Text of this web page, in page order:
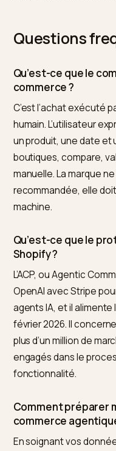
des achats en ligne
l’ignorer. Ensuite, la
structurées
marque claire.
référence dans la
client et la maîtrise
que votre catalogue
agent, et suivre
vos données
bloqueraient une
Questions
Qu’est-ce que le
commerce ?
humain. L’utilisateur
un produit, une date
boutiques, compare,